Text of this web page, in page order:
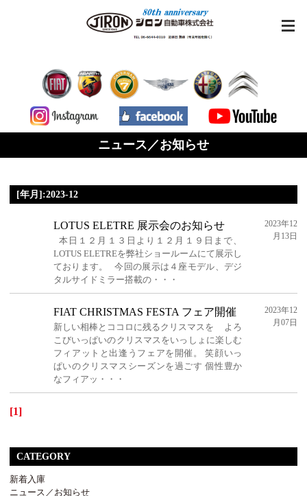
ニュース／お知らせ
[年月]:2023-12
LOTUS ELETRE 展示会のお知らせ
本日１２月１３日より１２月１９日まで、
LOTUS ELETREを弊社ショールームにて展示し
ております。 今回の展示は４座モデル、デジ
タルサイドミラー搭載の・・・
2023年12
月13日
FIAT CHRISTMAS FESTA フェア開催
新しい相棒とココロに残るクリスマスを よろ
こびいっぱいのクリスマスをいっしょに楽しむ
フィアットと出逢うフェアを開催。 笑顔いっ
ぱいのクリスマスシーズンを過ごす 個性豊か
なフィアッ・・・
2023年12
月07日
[1]
CATEGORY
新着入庫
ニュース／お知らせ